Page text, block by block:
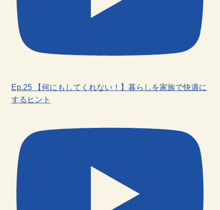
Ep.25 【何にもしてくれない！】暮らしを家族で快適に
するヒント